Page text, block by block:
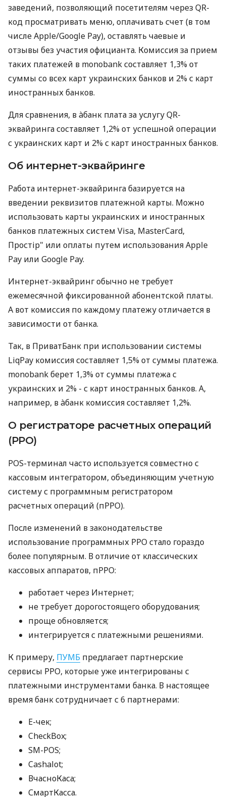
заведений, позволяющий посетителям через QR-
код просматривать меню, оплачивать счет (в том
числе Apple/Google Pay), оставлять чаевые и
отзывы без участия официанта. Комиссия за прием
таких платежей в monobank составляет 1,3% от
суммы со всех карт украинских банков и 2% с карт
иностранных банков.
Для сравнения, в àбанк плата за услугу QR-
эквайринга составляет 1,2% от успешной операции
с украинских карт и 2% с карт иностранных банков.
Об интернет-эквайринге
Работа интернет-эквайринга базируется на
введении реквизитов платежной карты. Можно
использовать карты украинских и иностранных
банков платежных систем Visa, MasterCard,
Простір" или оплаты путем использования Apple
Pay или Google Pay.
Интернет-эквайринг обычно не требует
ежемесячной фиксированной абонентской платы.
А вот комиссия по каждому платежу отличается в
зависимости от банка.
Так, в ПриватБанк при использовании системы
LiqPay комиссия составляет 1,5% от суммы платежа.
monobank берет 1,3% от суммы платежа с
украинских и 2% - с карт иностранных банков. А,
например, в àбанк комиссия составляет 1,2%.
О регистраторе расчетных операций
(РРО)
POS-терминал часто используется совместно с
кассовым интегратором, объединяющим учетную
систему с программным регистратором
расчетных операций (пРРО).
После изменений в законодательстве
использование программных РРО стало гораздо
более популярным. В отличие от классических
кассовых аппаратов, пРРО:
работает через Интернет;
не требует дорогостоящего оборудования;
проще обновляется;
интегрируется с платежными решениями.
К примеру, ПУМБ предлагает партнерские
сервисы РРО, которые уже интегрированы с
платежными инструментами банка. В настоящее
время банк сотрудничает с 6 партнерами:
E-чек;
CheckBox;
SM-POS;
Cashalot;
ВчасноКаса;
СмартКасса.